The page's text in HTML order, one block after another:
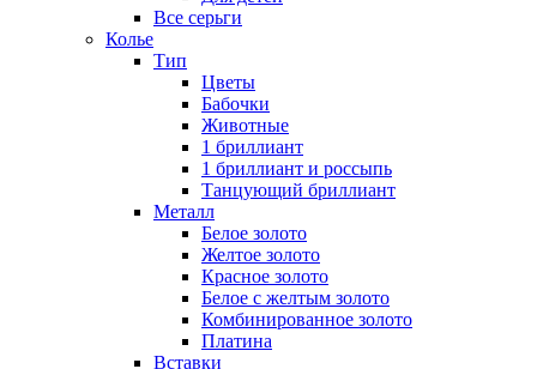
Все серьги
Колье
Тип
Цветы
Бабочки
Животные
1 бриллиант
1 бриллиант и россыпь
Танцующий бриллиант
Металл
Белое золото
Желтое золото
Красное золото
Белое с желтым золото
Комбинированное золото
Платина
Вставки